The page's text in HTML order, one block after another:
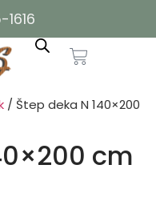
/ Štep deka N 140×200
cm